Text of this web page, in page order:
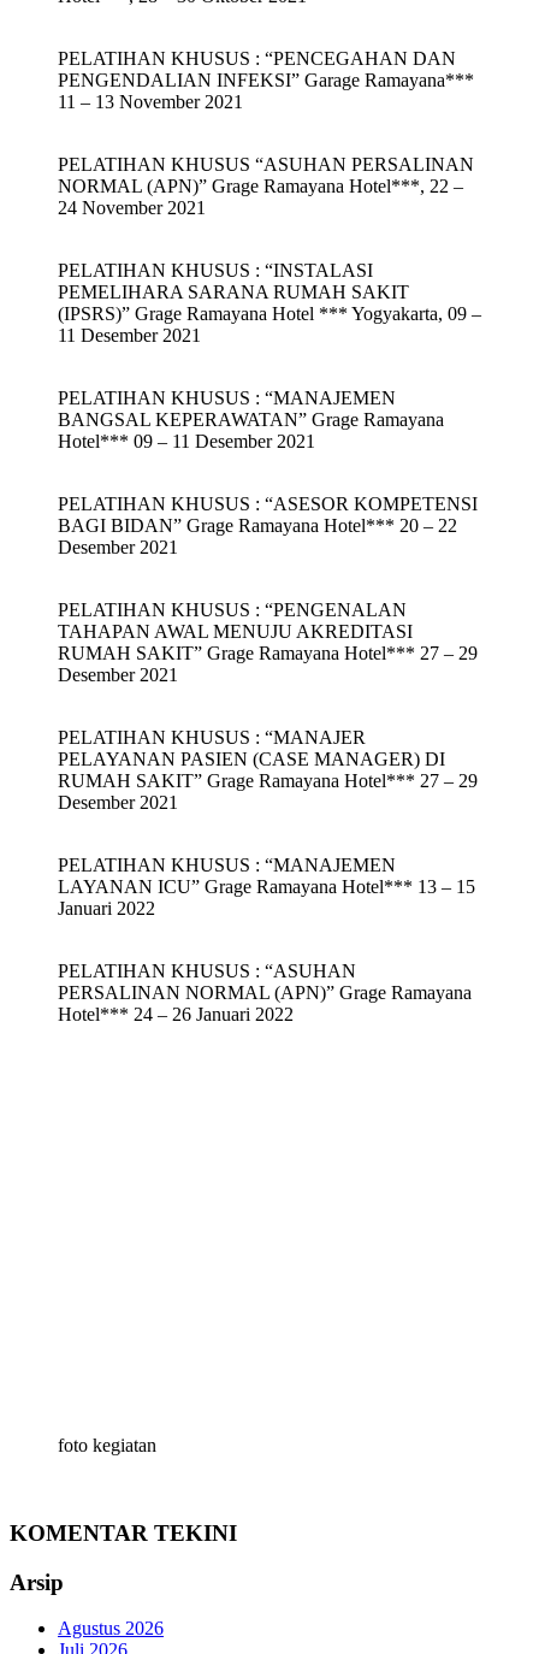
PELATIHAN KHUSUS : “PENCEGAHAN DAN
PENGENDALIAN INFEKSI” Garage Ramayana***
11 – 13 November 2021
PELATIHAN KHUSUS “ASUHAN PERSALINAN
NORMAL (APN)” Grage Ramayana Hotel***, 22 –
24 November 2021
PELATIHAN KHUSUS : “INSTALASI
PEMELIHARA SARANA RUMAH SAKIT
(IPSRS)” Grage Ramayana Hotel *** Yogyakarta, 09 –
11 Desember 2021
PELATIHAN KHUSUS : “MANAJEMEN
BANGSAL KEPERAWATAN” Grage Ramayana
Hotel*** 09 – 11 Desember 2021
PELATIHAN KHUSUS : “ASESOR KOMPETENSI
BAGI BIDAN” Grage Ramayana Hotel*** 20 – 22
Desember 2021
PELATIHAN KHUSUS : “PENGENALAN
TAHAPAN AWAL MENUJU AKREDITASI
RUMAH SAKIT” Grage Ramayana Hotel*** 27 – 29
Desember 2021
PELATIHAN KHUSUS : “MANAJER
PELAYANAN PASIEN (CASE MANAGER) DI
RUMAH SAKIT” Grage Ramayana Hotel*** 27 – 29
Desember 2021
PELATIHAN KHUSUS : “MANAJEMEN
LAYANAN ICU” Grage Ramayana Hotel*** 13 – 15
Januari 2022
PELATIHAN KHUSUS : “ASUHAN
PERSALINAN NORMAL (APN)” Grage Ramayana
Hotel*** 24 – 26 Januari 2022
foto kegiatan
KOMENTAR TEKINI
Arsip
Agustus 2026